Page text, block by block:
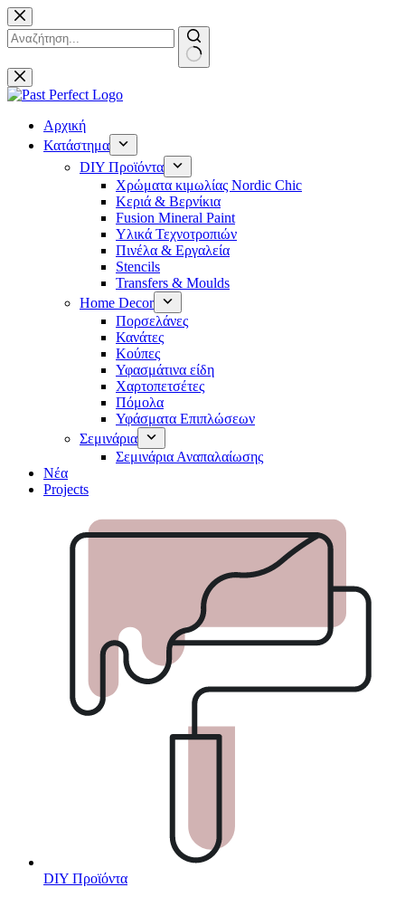
Μετάβαση
στο
περιεχόμενο
No
results
Αρχική
Κατάστημα
DIY Προϊόντα
Χρώματα κιμωλίας Nordic Chic
Κεριά & Βερνίκια
Fusion Mineral Paint
Υλικά Τεχνοτροπιών
Πινέλα & Εργαλεία
Stencils
Transfers & Moulds
Home Decor
Πορσελάνες
Κανάτες
Κούπες
Υφασμάτινα είδη
Χαρτοπετσέτες
Πόμολα
Υφάσματα Επιπλώσεων
Σεμινάρια
Σεμινάρια Αναπαλαίωσης
Νέα
Projects
DIY Προϊόντα